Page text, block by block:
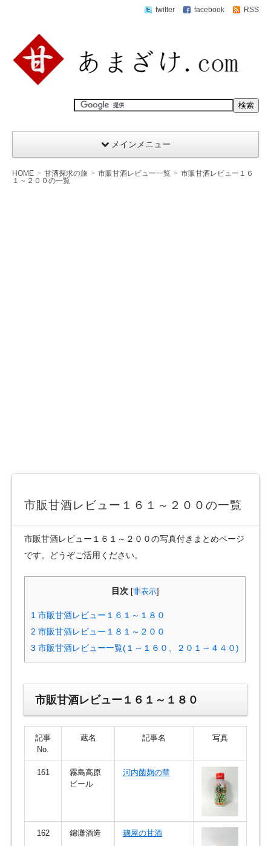
twitter facebook RSS
メインメニュー
HOME 甘酒探求の旅 市販甘酒レビュー一覧
市販甘酒レビュー１６
１～２００の一覧
市販甘酒レビュー１６１～２００の一覧
市販甘酒レビュー１６１～２００の写真付きまとめページ
です。どうぞご活用ください。
目次 非表示]
1 市販甘酒レビュー１６１～１８０
2 市販甘酒レビュー１８１～２００
3 市販甘酒レビュー一覧(１～１６０、２０１～４４０)
市販甘酒レビュー１６１～１８０
記事
No.
蔵名 記事名 写真
161
霧島高原
ビール
河内菌麹の華
162 錦灘酒造 麹屋の甘酒